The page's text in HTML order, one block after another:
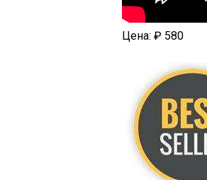
Цена: ₽ 580